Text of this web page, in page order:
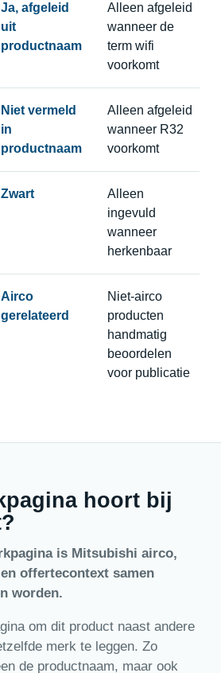
Ja, afgeleid
uit
productnaam
Alleen afgeleid
wanneer de
term wifi
voorkomt
Niet vermeld
in
productnaam
Alleen afgeleid
wanneer R32
voorkomt
Zwart
Alleen
ingevuld
wanneer
herkenbaar
Airco
gerelateerd
Niet-airco
producten
handmatig
beoordelen
voor publicatie
hoort bij
is Mitsubishi airco,
offertecontext samen
worden.
om dit product naast andere
merk te leggen. Zo
de productnaam, maar ook